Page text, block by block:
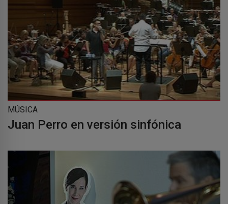
MÚSICA
Juan Perro en versión sinfónica